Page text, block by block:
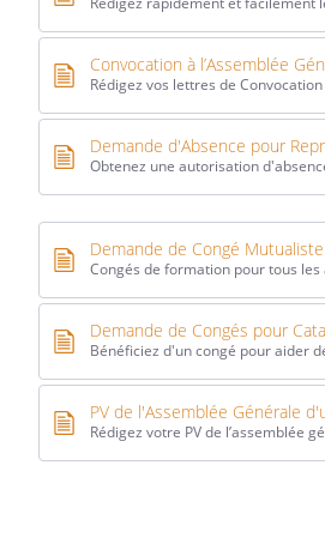
Convocation à l’Assemblée
Rédigez vos lettres de
Demande d'Absence pour
Obtenez une autorisation
Demande de Congé
Congés de formation pour tous
Demande de Congés pour
Bénéficiez d'un congé pour aider
PV de l'Assemblée Générale
Rédigez votre PV de l’assemblée